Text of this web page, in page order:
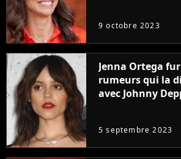
9 octobre 2023
Jenna Ortega
rumeurs qui la
avec Johnny
5 septembre 2023